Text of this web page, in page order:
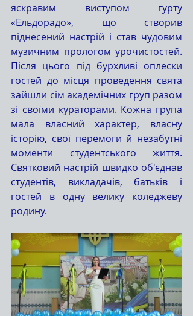
яскравим виступом гурту
«Ельдорадо», що створив
піднесений настрій і став чудовим
музичним прологом урочистостей.
Після цього під бурхливі оплески
гостей до місця проведення свята
зайшли сім академічних груп разом
зі своїми кураторами. Кожна група
мала власний характер, власну
історію, свої перемоги й незабутні
моменти студентського життя.
Святковий настрій швидко об'єднав
студентів, викладачів, батьків і
гостей в одну велику коледжеву
родину.